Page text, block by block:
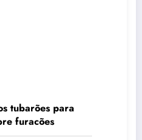
tubarões para
furacões